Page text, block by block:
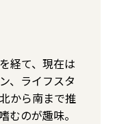
経て、現在は
、ライフスタ
から南まで推
むのが趣味。